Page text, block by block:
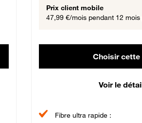
Prix client mobile
47,99 €/mois pendant 12 mois
Choisir cette
Voir le
Fibre ultra rapide :